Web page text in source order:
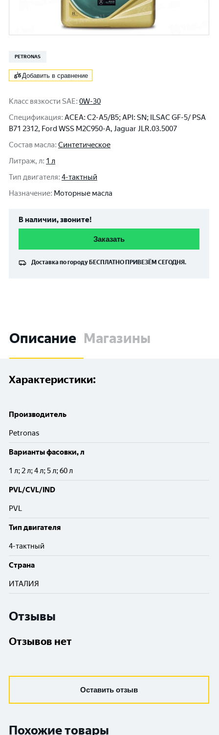
PETRONAS
Добавить в сравнение
Класс вязкости SAE: 0W-30
Спецификация: ACEA: C2-A5/B5; API: SN; ILSAC GF-5/ PSA
B71 2312, Ford WSS M2C950-A, Jaguar JLR.03.5007
Состав масла: Синтетическое
Литраж, л: 1 л
Тип двигателя: 4-тактный
Назначение: Моторные масла
В наличии, звоните!
Заказать
Доставка по городу БЕСПЛАТНО ПРИВЕЗЁМ СЕГОДНЯ.
Описание Магазины
Характеристики:
Производитель
Petronas
Варианты фасовки, л
1 л; 2 л; 4 л; 5 л; 60 л
PVL/CVL/IND
PVL
Тип двигателя
4-тактный
Cтрана
ИТАЛИЯ
Отзывы
Отзывов нет
Оставить отзыв
Похожие товары